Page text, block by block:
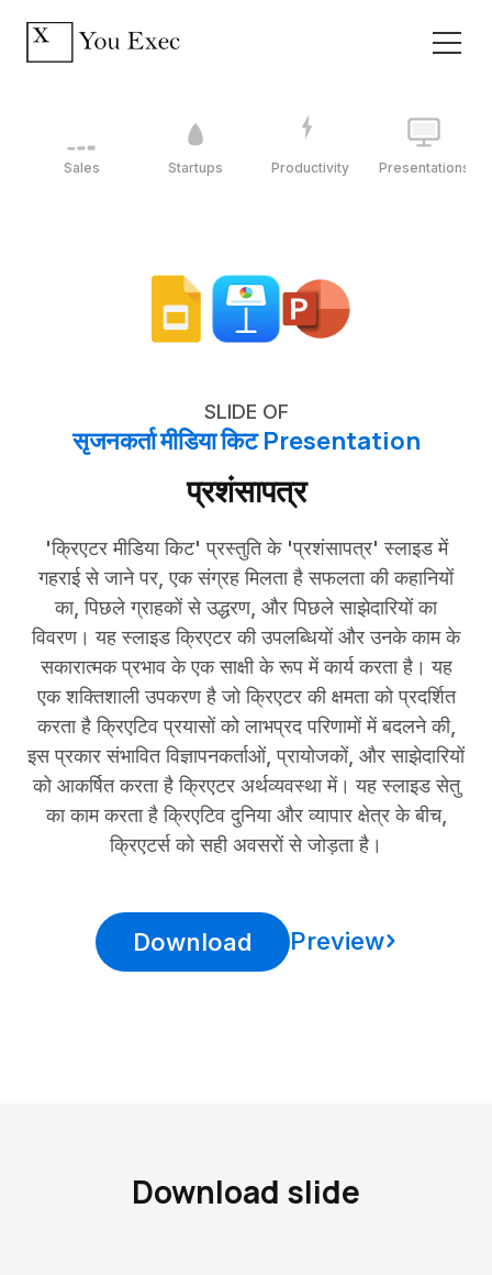
Sales Startups Productivity Presentations
SLIDE OF
सृजनकर्ता मीडिया किट Presentation
प्रशंसापत्र
'क्रिएटर मीडिया किट' प्रस्तुति के 'प्रशंसापत्र' स्लाइड में
गहराई से जाने पर, एक संग्रह मिलता है सफलता की कहानियों
का, पिछले ग्राहकों से उद्धरण, और पिछले साझेदारियों का
विवरण। यह स्लाइड क्रिएटर की उपलब्धियों और उनके काम के
सकारात्मक प्रभाव के एक साक्षी के रूप में कार्य करता है। यह
एक शक्तिशाली उपकरण है जो क्रिएटर की क्षमता को प्रदर्शित
करता है क्रिएटिव प्रयासों को लाभप्रद परिणामों में बदलने की,
इस प्रकार संभावित विज्ञापनकर्ताओं, प्रायोजकों, और साझेदारियों
को आकर्षित करता है क्रिएटर अर्थव्यवस्था में। यह स्लाइड सेतु
का काम करता है क्रिएटिव दुनिया और व्यापार क्षेत्र के बीच,
क्रिएटर्स को सही अवसरों से जोड़ता है।
Download Preview
Download slide